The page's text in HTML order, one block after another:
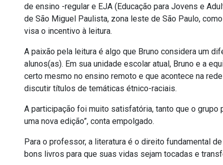
de ensino -regular e EJA (Educação para Jovens e
de São Miguel Paulista, zona leste de São Paulo,
visa o incentivo à leitura.
A paixão pela leitura é algo que Bruno considera um
alunos(as). Em sua unidade escolar atual, Bruno e a
certo mesmo no ensino remoto e que acontece na
discutir títulos de temáticas étnico-raciais.
A participação foi muito satisfatória, tanto que o
uma nova edição”, conta empolgado.
Para o professor, a literatura é o direito fundamental
bons livros para que suas vidas sejam tocadas e